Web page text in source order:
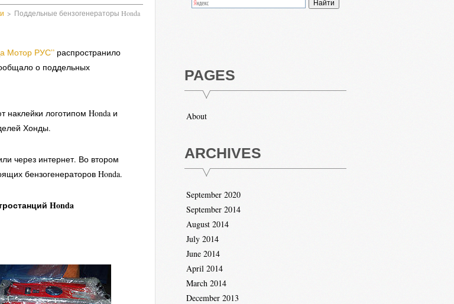
Поддельные бензогенераторы Honda
Мотор РУС” распространило
о поддельных
логотипом Honda и
Хонды.
через интернет. Во втором
бензогенераторов Honda.
Honda
PAGES
About
ARCHIVES
September 2020
September 2014
August 2014
July 2014
June 2014
April 2014
March 2014
December 2013